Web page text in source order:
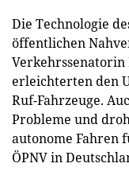
Die Technologie
öffentlichen
Verkehrssenatorin
erleichterten den
Ruf-Fahrzeuge.
Probleme und
autonome Fahren
ÖPNV in